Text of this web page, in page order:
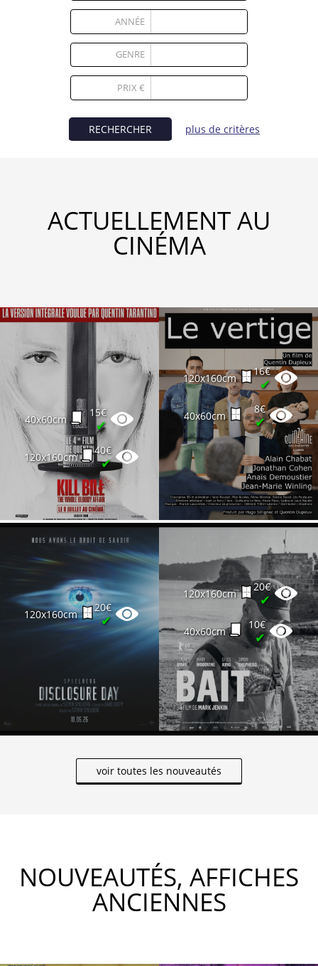
ANNÉE
GENRE
PRIX €
RECHERCHER plus de critères
ACTUELLEMENT AU
CINÉMA
40x60cm
15€
✔
120x160cm
40€
✔
120x160cm
16€
✔
40x60cm
8€
✔
120x160cm
20€
✔
120x160cm
20€
✔
40x60cm
10€
✔
voir toutes les nouveautés
NOUVEAUTÉS, AFFICHES
ANCIENNES